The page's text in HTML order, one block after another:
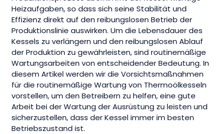
Heizaufgaben, so dass sich seine Stabilität und
Effizienz direkt auf den reibungslosen Betrieb der
Produktionslinie auswirken. Um die Lebensdauer des
Kessels zu verlängern und den reibungslosen Ablauf
der Produktion zu gewährleisten, sind routinemäßige
Wartungsarbeiten von entscheidender Bedeutung. In
diesem Artikel werden wir die Vorsichtsmaßnahmen
für die routinemäßige Wartung von Thermoölkesseln
vorstellen, um den Betreibern zu helfen, eine gute
Arbeit bei der Wartung der Ausrüstung zu leisten und
sicherzustellen, dass der Kessel immer im besten
Betriebszustand ist.